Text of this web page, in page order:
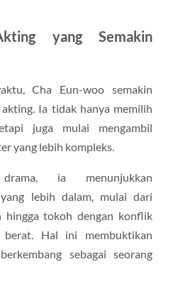
yang Semakin
Cha Eun-woo semakin
Ia tidak hanya memilih
juga mulai mengambil
yang lebih kompleks.
ia menunjukkan
lebih dalam, mulai dari
hingga tokoh dengan konflik
Hal ini membuktikan
sebagai seorang